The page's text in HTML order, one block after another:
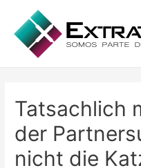
Tatsachlich
der
nicht die